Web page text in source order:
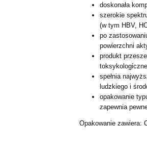
doskonała
szerokie
(w tym HBV,
po
powierzchni
produkt
spełnia
ludzkiego i
opakowanie
zapewnia
Opakowanie zawiera: